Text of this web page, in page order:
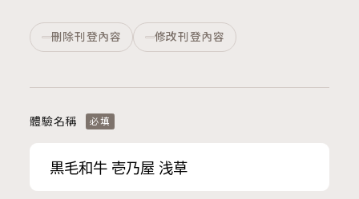
刪除刊登內容 修改刊登內容
體驗名稱 必填